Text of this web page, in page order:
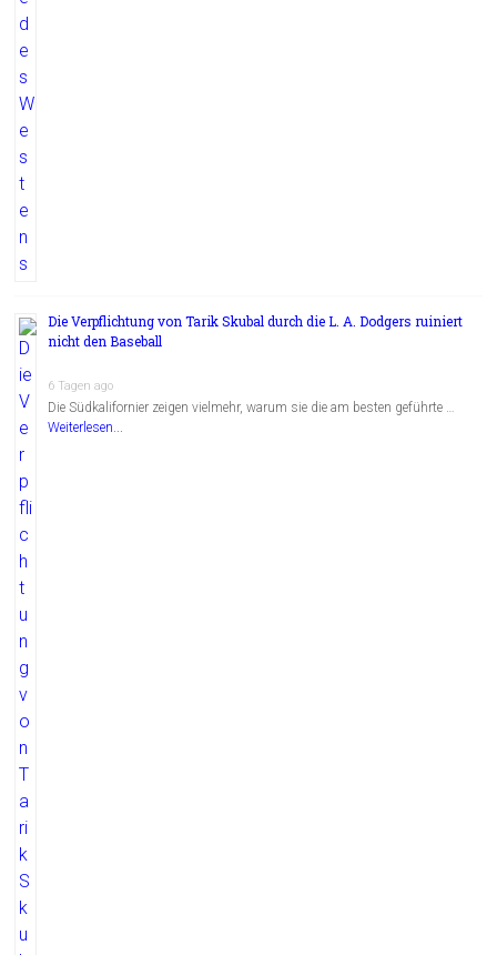
Die Verpflichtung von Tarik Skubal durch die L. A. Dodgers ruiniert
nicht den Baseball
6 Tagen ago
Die Südkalifornier zeigen vielmehr, warum sie die am besten geführte …
Weiterlesen...